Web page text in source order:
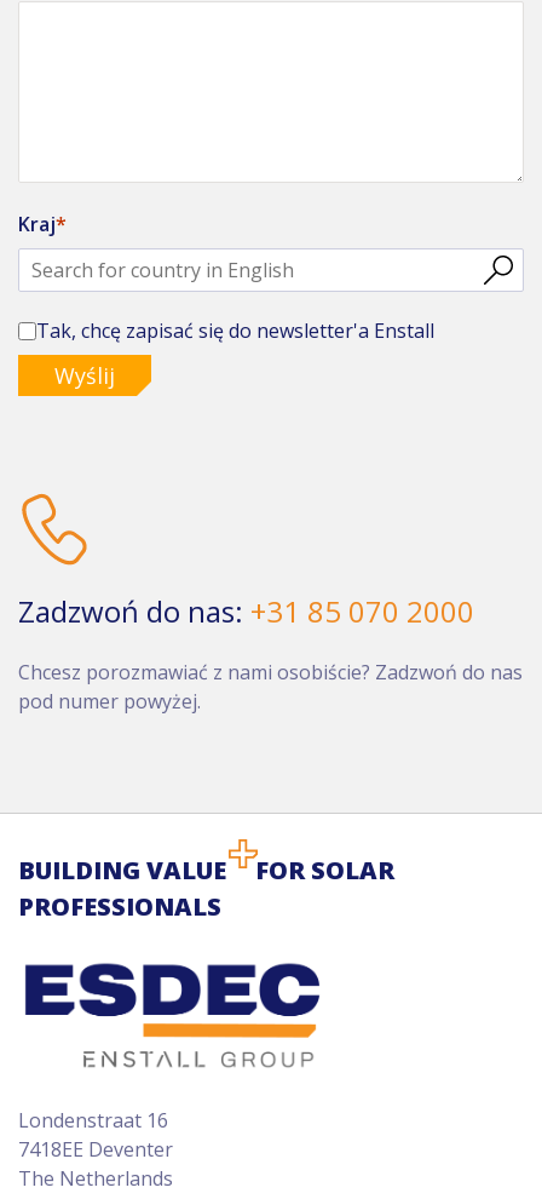
Kraj
Tak, chcę zapisać się do newsletter'a Enstall
Wyślij
Zadzwoń do nas: +31 85 070 2000
Chcesz porozmawiać z nami osobiście? Zadzwoń do nas
pod numer powyżej.
BUILDING VALUE
FOR SOLAR
PROFESSIONALS
Londenstraat 16
7418EE Deventer
The Netherlands